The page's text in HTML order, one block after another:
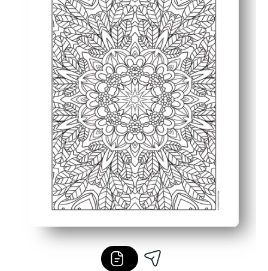
Renforcement des compétences - soutient le